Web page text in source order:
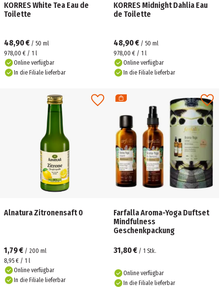
KORRES White Tea Eau de
Toilette
48,90 € / 50 ml
978,00 € / 1 l
Online verfügbar
In die Filiale lieferbar
KORRES Midnight Dahlia Eau
de Toilette
48,90 € / 50 ml
978,00 € / 1 l
Online verfügbar
In die Filiale lieferbar
Alnatura Zitronensaft 0
1,79 € / 200 ml
8,95 € / 1 l
Online verfügbar
In die Filiale lieferbar
Farfalla Aroma-Yoga Duftset
Mindfulness
Geschenkpackung
31,80 € / 1 Stk.
Online verfügbar
In die Filiale lieferbar